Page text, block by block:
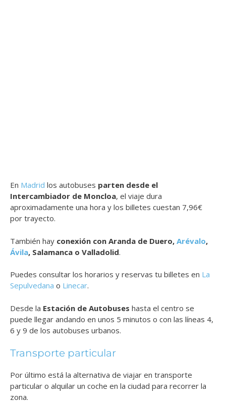
En Madrid los autobuses parten desde el
Intercambiador de Moncloa, el viaje dura
aproximadamente una hora y los billetes cuestan 7,96€
por trayecto.
También hay conexión con Aranda de Duero, Arévalo,
Ávila, Salamanca o Valladolid.
Puedes consultar los horarios y reservas tu billetes en La
Sepulvedana o Linecar.
Desde la Estación de Autobuses hasta el centro se
puede llegar andando en unos 5 minutos o con las líneas 4,
6 y 9 de los autobuses urbanos.
Transporte particular
Por último está la alternativa de viajar en transporte
particular o alquilar un coche en la ciudad para recorrer la
zona.